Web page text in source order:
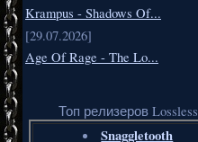
Krampus - Shadows Of...
[29.07.2026]
Age Of Rage - The Lo...
Топ релизеров Lossless
Snaggletooth